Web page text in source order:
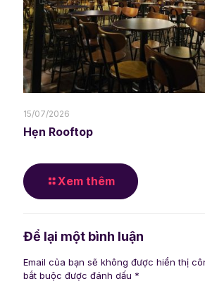
15/07/2026
Hẹn Rooftop
Xem thêm
Để lại một bình luận
Email của bạn sẽ không được hiển thị
bắt buộc được đánh dấu *